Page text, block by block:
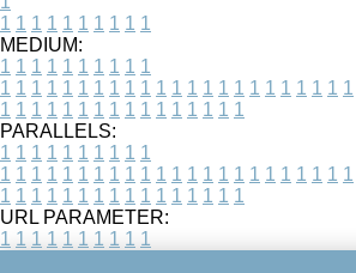
1 1 1 1 1 1 1 1 1 1
MEDIUM:
1 1 1 1 1 1 1 1 1 1
1 1 1 1 1 1 1 1 1 1 1 1 1 1 1 1 1 1 1 1 1 1 1
1 1 1 1 1 1 1 1 1 1 1 1 1 1 1 1
PARALLELS:
1 1 1 1 1 1 1 1 1 1
1 1 1 1 1 1 1 1 1 1 1 1 1 1 1 1 1 1 1 1 1 1 1
1 1 1 1 1 1 1 1 1 1 1 1 1 1 1 1
URL PARAMETER:
1 1 1 1 1 1 1 1 1 1